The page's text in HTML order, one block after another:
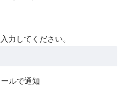
力してください。
ルで通知